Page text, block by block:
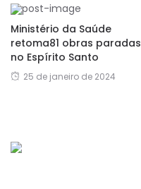
Ministério da Saúde
retoma81 obras paradas
no Espírito Santo
25 de janeiro de 2024